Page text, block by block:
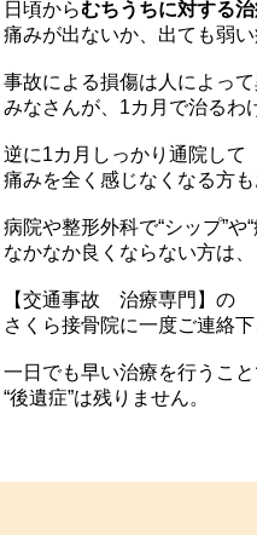
日頃からむちうちに対する
痛みが出ないか、出ても弱い
事故による損傷は人によって
みなさんが、1カ月で治るわ
逆に1カ月しっかり通院して
痛みを全く感じなくなる方も
病院や整形外科で“シップ”や
なかなか良くならない方は、
【交通事故 治療専門】の
さくら接骨院に一度ご連絡下
一日でも早い治療を行うこ
“後遺症”は残りません。